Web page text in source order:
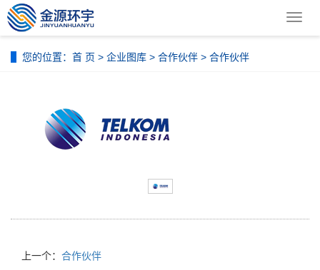
导
您的位置： 首 页 > 企业图库 > 合作伙伴 > 合作伙伴
上一个： 合作伙伴